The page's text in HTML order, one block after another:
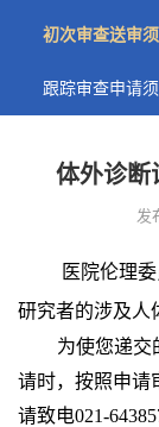
初次审查送审
跟踪审查申请
体外诊断
发
医院伦理
研究者的涉及人
为使您递交
请时，按照申请
请致电021-